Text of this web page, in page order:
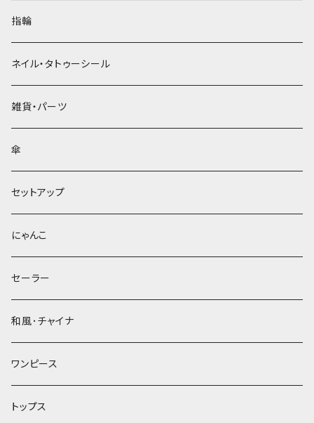
指輪
ネイル・タトゥーシール
雑貨・パーツ
傘
セットアップ
にゃんこ
セーラー
和風･チャイナ
ワンピース
トップス